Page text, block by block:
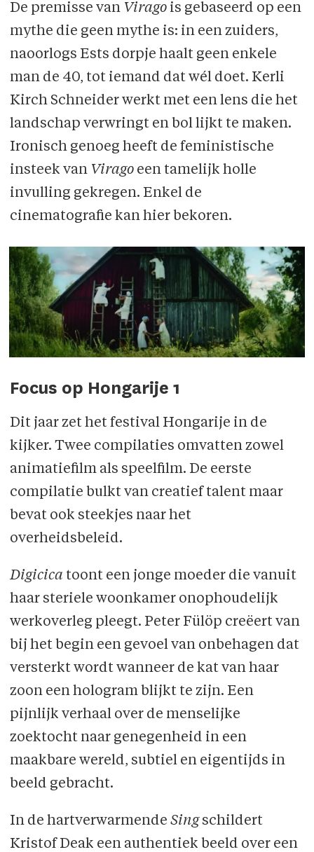
De premisse van Virago is gebaseerd op een
mythe die geen mythe is: in een zuiders,
naoorlogs Ests dorpje haalt geen enkele
man de 40, tot iemand dat wél doet. Kerli
Kirch Schneider werkt met een lens die het
landschap verwringt en bol lijkt te maken.
Ironisch genoeg heeft de feministische
insteek van Virago een tamelijk holle
invulling gekregen. Enkel de
cinematografie kan hier bekoren.
Focus op Hongarije 1
Dit jaar zet het festival Hongarije in de
kijker. Twee compilaties omvatten zowel
animatiefilm als speelfilm. De eerste
compilatie bulkt van creatief talent maar
bevat ook steekjes naar het
overheidsbeleid.
Digicica toont een jonge moeder die vanuit
haar steriele woonkamer onophoudelijk
werkoverleg pleegt. Peter Fülöp creëert van
bij het begin een gevoel van onbehagen dat
versterkt wordt wanneer de kat van haar
zoon een hologram blijkt te zijn. Een
pijnlijk verhaal over de menselijke
zoektocht naar genegenheid in een
maakbare wereld, subtiel en eigentijds in
beeld gebracht.
In de hartverwarmende Sing schildert
Kristof Deak een authentiek beeld over een